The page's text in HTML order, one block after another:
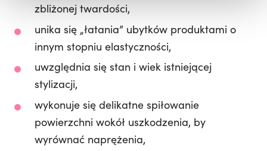
zbliżonej twardości,
unika się „łatania” ubytków produktami o
innym stopniu elastyczności,
uwzględnia się stan i wiek istniejącej
stylizacji,
wykonuje się delikatne spiłowanie
powierzchni wokół uszkodzenia, by
wyrównać naprężenia,